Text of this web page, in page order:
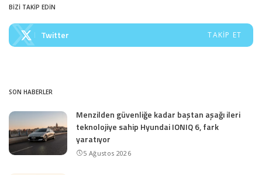
BİZİ TAKİP EDİN
Twitter TAKIP ET
SON HABERLER
Menzilden güvenliğe kadar baştan aşağı ileri
teknolojiye sahip Hyundai IONIQ 6, fark
yaratıyor
5 Ağustos 2026